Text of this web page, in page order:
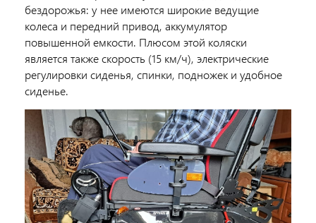
бездорожья: у нее имеются широкие ведущие
колеса и передний привод, аккумулятор
повышенной емкости. Плюсом этой коляски
является также скорость (15 км/ч), электрические
регулировки сиденья, спинки, подножек и удобное
сиденье.